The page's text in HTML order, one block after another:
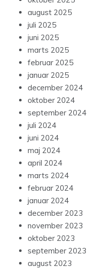
august 2025
juli 2025
juni 2025
marts 2025
februar 2025
januar 2025
december 2024
oktober 2024
september 2024
juli 2024
juni 2024
maj 2024
april 2024
marts 2024
februar 2024
januar 2024
december 2023
november 2023
oktober 2023
september 2023
august 2023